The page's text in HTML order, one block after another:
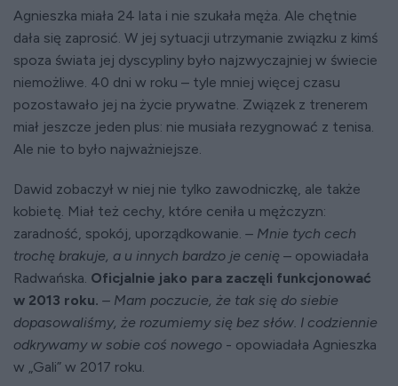
Agnieszka miała 24 lata i nie szukała męża. Ale chętnie
dała się zaprosić. W jej sytuacji utrzymanie związku z kimś
spoza świata jej dyscypliny było najzwyczajniej w świecie
niemożliwe. 40 dni w roku – tyle mniej więcej czasu
pozostawało jej na życie prywatne. Związek z trenerem
miał jeszcze jeden plus: nie musiała rezygnować z tenisa.
Ale nie to było najważniejsze.
Dawid zobaczył w niej nie tylko zawodniczkę, ale także
kobietę. Miał też cechy, które ceniła u mężczyzn:
zaradność, spokój, uporządkowanie. – Mnie tych cech
trochę brakuje, a u innych bardzo je cenię – opowiadała
Radwańska. Oficjalnie jako para zaczęli funkcjonować
w 2013 roku. – Mam poczucie, że tak się do siebie
dopasowaliśmy, że rozumiemy się bez słów. I codziennie
odkrywamy w sobie coś nowego - opowiadała Agnieszka
w „Gali” w 2017 roku.